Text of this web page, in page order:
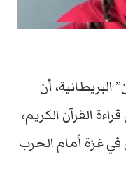
أن
القرآن الكريم،
غزة أمام الحرب